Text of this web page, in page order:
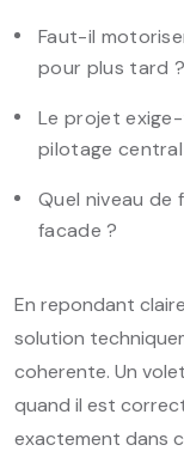
Faut-il
pour plus tard ?
Le projet
pilotage central
Quel niveau
facade ?
En repondant
solution
coherente. Un
quand il est
exactement dans